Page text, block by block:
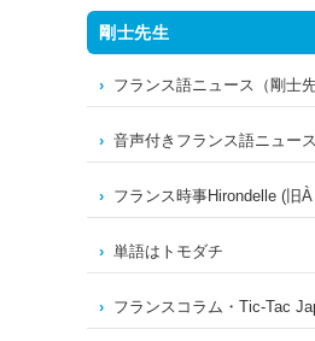
剛士先生
フランス語ニュース（剛士先
音声付きフランス語ニュース
フランス時事Hirondelle (旧
単語はトモダチ
フランスコラム・Tic-Tac